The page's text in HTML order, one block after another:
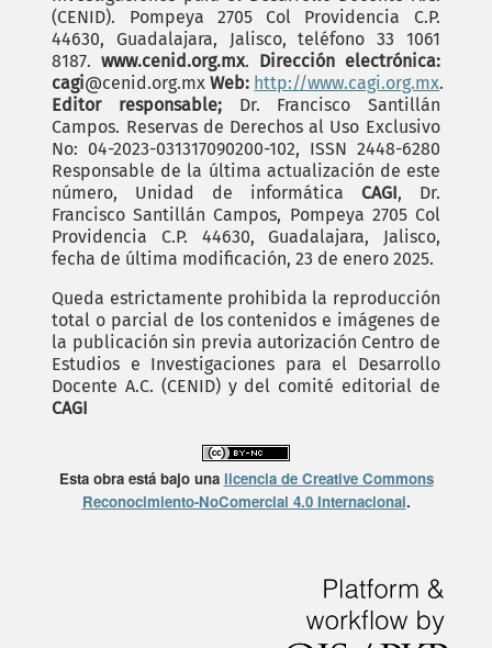
(CENID). Pompeya 2705 Col Providencia C.P.
44630, Guadalajara, Jalisco, teléfono 33 1061
8187.www.cenid.org.mx. Dirección electrónica:
cagi@cenid.org.mxWeb: http://www.cagi.org.mx.
Editor responsable;Dr. Francisco Santillán
Campos. Reservas de Derechos al Uso Exclusivo
No: 04-2023-031317090200-102, ISSN 2448-6280
Responsable de la última actualización de este
número, Unidad de informática CAGI, Dr.
Francisco Santillán Campos, Pompeya 2705 Col
Providencia C.P. 44630, Guadalajara, Jalisco,
fecha de última modificación, 23 de enero 2025.
Queda estrictamente prohibida la reproducción
total o parcial de los contenidos e imágenes de
la publicación sin previa autorización Centro de
Estudios e Investigaciones para el Desarrollo
Docente A.C. (CENID) y del comité editorial de
CAGI
Esta obra está bajo una licencia de Creative Commons
Reconocimiento-NoComercial 4.0 Internacional.